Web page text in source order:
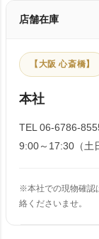
店舗在庫
【大阪 心斎橋】
本社
TEL 06-6786-
9:00～17:30（土
※本社での現物確認
絡くださいませ。